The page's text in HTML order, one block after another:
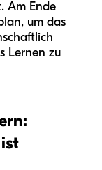
Am Ende
um das
Lernen zu